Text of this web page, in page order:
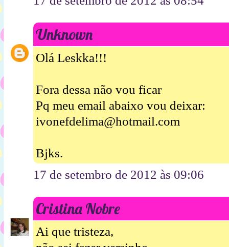
Unknown
Olá Leskka!!!
Fora dessa não vou ficar
Pq meu email abaixo vou deixar:
ivonefdelima@hotmail.com
Bjks.
17 de setembro de 2012 às 09:06
Cristina Nobre
Ai que tristeza,